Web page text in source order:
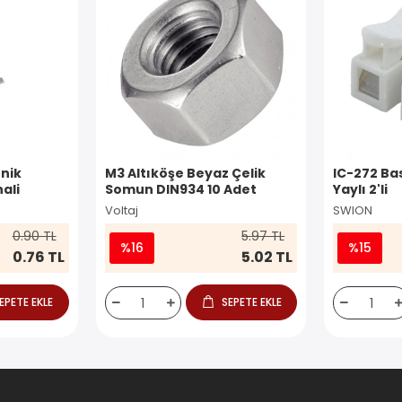
0.90 TL
0.76 TL
EKLE
M3 Altıköşe Beyaz Çelik
Somun DIN934 10 Adet
Voltaj
%16
5.97 TL
5.02 TL
SEPETE EKLE
IC-272
Yaylı 2'li
SWION
%15